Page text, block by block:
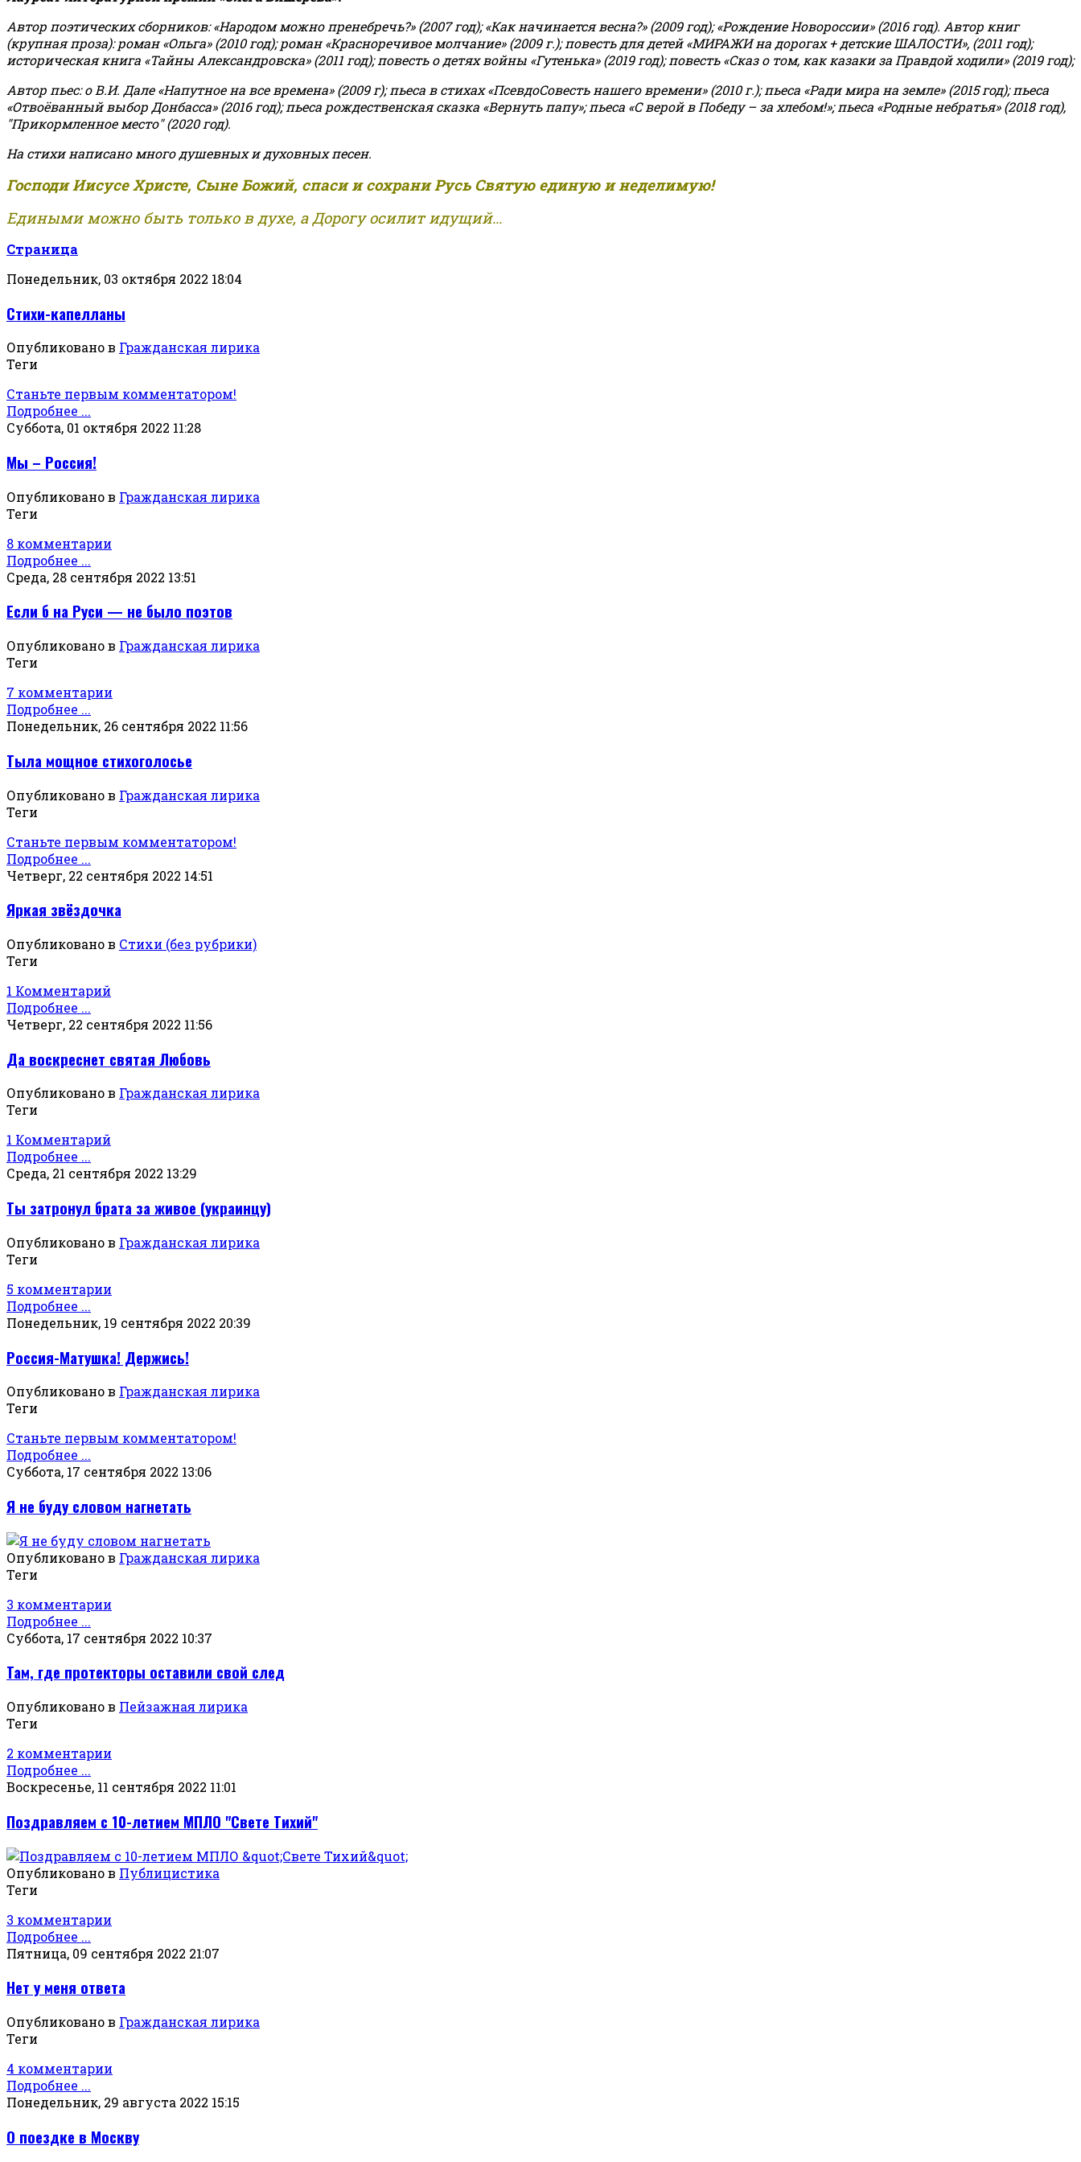
Автор поэтических сборников: «Народом можно пренебречь?» (2007 год); «Как начинается весна?» (2009 год); «Рождение Новороссии» (2016 год). Автор книг
(крупная проза): роман «Ольга» (2010 год); роман «Красноречивое молчание» (2009 г.); повесть для детей «МИРАЖИ на дорогах + детские ШАЛОСТИ», (2011 год);
историческая книга «Тайны Александровска» (2011 год); повесть о детях войны «Гутенька» (2019 год); повесть «Сказ о том, как казаки за Правдой ходили» (2019 год);
Автор пьес: о В.И. Дале «Напутное на все времена» (2009 г); пьеса в стихах «ПсевдоСовесть нашего времени» (2010 г.); пьеса «Ради мира на земле» (2015 год); пьеса
«Отвоёванный выбор Донбасса» (2016 год); пьеса рождественская сказка «Вернуть папу»; пьеса «С верой в Победу – за хлебом!»;пьеса «Родные небратья» (2018 год),
"Прикормленное место" (2020 год).
На стихи написано много душевных и духовных песен.
Господи Иисусе Христе, Сыне Божий, спаси и сохрани Русь Святую единую и неделимую!
Едиными можно быть только в духе, а Дорогу осилит идущий...
Страница
Понедельник, 03 октября 2022 18:04
Стихи-капелланы
Опубликовано в Гражданская лирика
Теги
Станьте первым комментатором!
Подробнее ...
Суббота, 01 октября 2022 11:28
Мы – Россия!
Опубликовано в Гражданская лирика
Теги
8 комментарии
Подробнее ...
Среда, 28 сентября 2022 13:51
Если б на Руси — не было поэтов
Опубликовано в Гражданская лирика
Теги
7 комментарии
Подробнее ...
Понедельник, 26 сентября 2022 11:56
Тыла мощное стихоголосье
Опубликовано в Гражданская лирика
Теги
Станьте первым комментатором!
Подробнее ...
Четверг, 22 сентября 2022 14:51
Яркая звёздочка
Опубликовано в Стихи (без рубрики)
Теги
1 Комментарий
Подробнее ...
Четверг, 22 сентября 2022 11:56
Да воскреснет святая Любовь
Опубликовано в Гражданская лирика
Теги
1 Комментарий
Подробнее ...
Среда, 21 сентября 2022 13:29
Ты затронул брата за живое (украинцу)
Опубликовано в Гражданская лирика
Теги
5 комментарии
Подробнее ...
Понедельник, 19 сентября 2022 20:39
Россия-Матушка! Держись!
Опубликовано в Гражданская лирика
Теги
Станьте первым комментатором!
Подробнее ...
Суббота, 17 сентября 2022 13:06
Я не буду словом нагнетать
Опубликовано в Гражданская лирика
Теги
3 комментарии
Подробнее ...
Суббота, 17 сентября 2022 10:37
Там, где протекторы оставили свой след
Опубликовано в Пейзажная лирика
Теги
2 комментарии
Подробнее ...
Воскресенье, 11 сентября 2022 11:01
Поздравляем с 10-летием МПЛО "Свете Тихий"
Опубликовано в Публицистика
Теги
3 комментарии
Подробнее ...
Пятница, 09 сентября 2022 21:07
Нет у меня ответа
Опубликовано в Гражданская лирика
Теги
4 комментарии
Подробнее ...
Понедельник, 29 августа 2022 15:15
О поездке в Москву